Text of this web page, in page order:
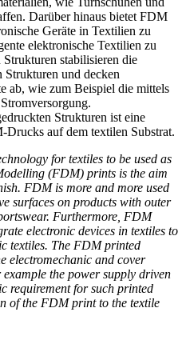
Darüber hinaus bietet FDM
Geräte in Textilien zu
elektronische Textilien zu
stabilisieren die
Strukturen und decken
ab, wie zum Beispiel die mittels
Strukturen ist eine
auf dem textilen Substrat.
for textiles to be used as
(FDM) prints is the aim
FDM is more and more used
surfaces on products with outer
Furthermore, FDM
electronic devices in textiles to
textiles. The FDM printed
electromechanic and cover
the power supply driven
requirement for such printed
of the FDM print to the textile